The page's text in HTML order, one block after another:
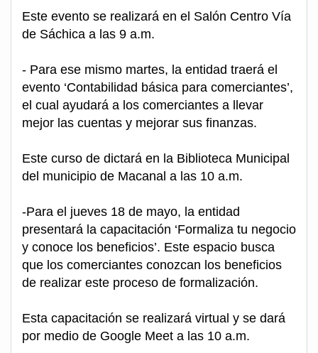
Este evento se realizará en el Salón Centro Vía
de Sáchica a las 9 a.m.
- Para ese mismo martes, la entidad traerá el
evento ‘Contabilidad básica para comerciantes’,
el cual ayudará a los comerciantes a llevar
mejor las cuentas y mejorar sus finanzas.
Este curso de dictará en la Biblioteca Municipal
del municipio de Macanal a las 10 a.m.
-Para el jueves 18 de mayo, la entidad
presentará la capacitación ‘Formaliza tu negocio
y conoce los beneficios’. Este espacio busca
que los comerciantes conozcan los beneficios
de realizar este proceso de formalización.
Esta capacitación se realizará virtual y se dará
por medio de Google Meet a las 10 a.m.